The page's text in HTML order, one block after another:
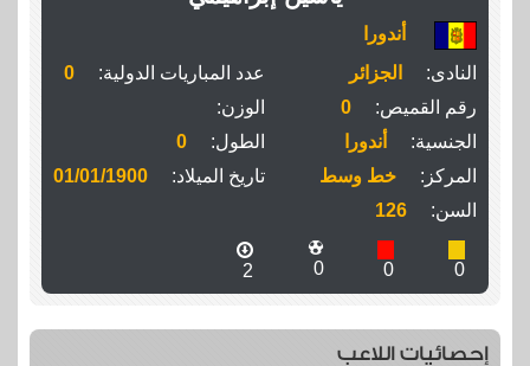
أندورا
النادى:
الجزائر عدد المباريات الدولية:
0
رقم القميص:
0
الوزن:
الجنسية:
أندورا الطول:
0
المركز:
خط وسط تاريخ الميلاد:
01/01/1900
السن:
126
0
0
0
2
إحصائيات اللاعب